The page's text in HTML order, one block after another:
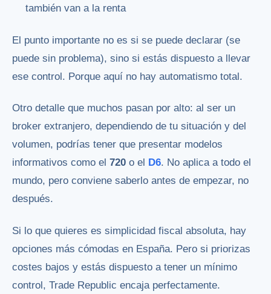
también van a la renta
El punto importante no es si se puede declarar (se
puede sin problema), sino si estás dispuesto a llevar
ese control. Porque aquí no hay automatismo total.
Otro detalle que muchos pasan por alto: al ser un
broker extranjero, dependiendo de tu situación y del
volumen, podrías tener que presentar modelos
informativos como el 720 o el D6. No aplica a todo el
mundo, pero conviene saberlo antes de empezar, no
después.
Si lo que quieres es simplicidad fiscal absoluta, hay
opciones más cómodas en España. Pero si priorizas
costes bajos y estás dispuesto a tener un mínimo
control, Trade Republic encaja perfectamente.